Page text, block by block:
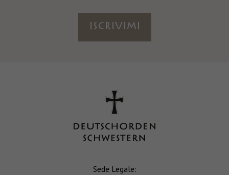
ISCRIVIMI
Sede Legale: